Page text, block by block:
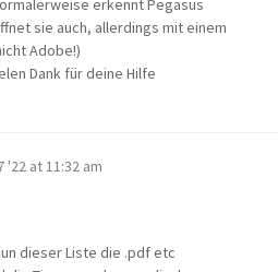
erkennt Pegasus
sie auch, allerdings mit einem
Adobe!)
Dank für deine Hilfe
'22 at 11:32 am
dieser Liste die .pdf etc